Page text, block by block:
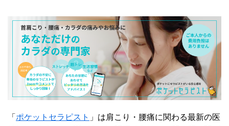
「 ポケットセラピスト 」は肩こり・腰痛に関わる最新の医